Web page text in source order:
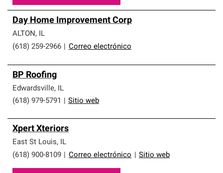
Day Home Improvement Corp
ALTON, IL
(618) 259-2966
Correo electrónico
BP Roofing
Edwardsville, IL
(618) 979-5791
Sitio web
Xpert Xteriors
East St Louis, IL
(618) 900-8109
Correo electrónico Sitio web